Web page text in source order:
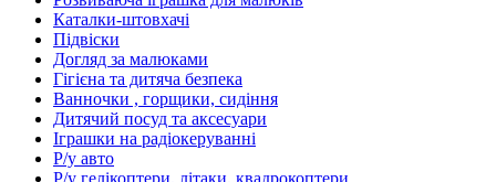
Каталки-штовхачі
Підвіски
Догляд за малюками
Гігієна та дитяча безпека
Ванночки , горщики, сидіння
Дитячий посуд та аксесуари
Іграшки на радіокеруванні
Р/у авто
Р/у гелікоптери, літаки, квадрокоптери